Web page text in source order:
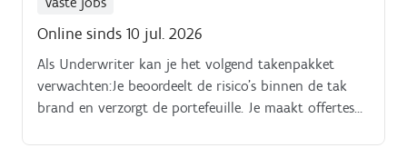
Online sinds 10 jul. 2026
Als Underwriter kan je het volgend takenpakket
verwachten:Je beoordeelt de risico's binnen de tak
brand en verzorgt de portefeuille. Je maakt offertes